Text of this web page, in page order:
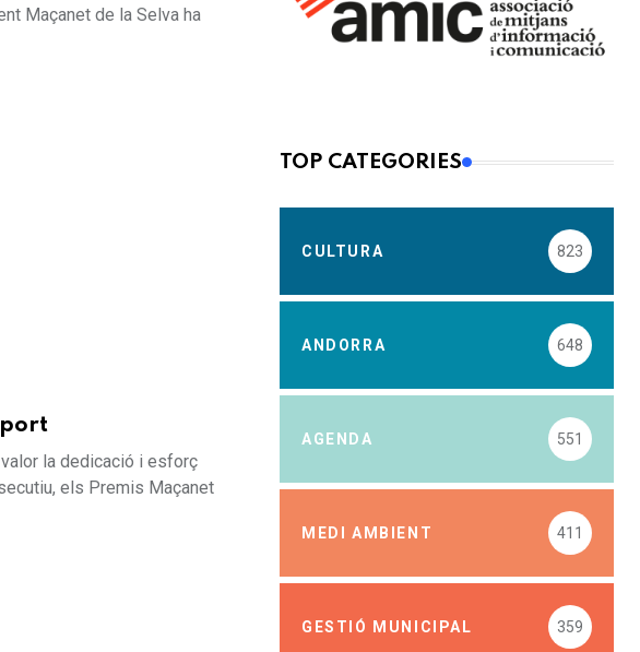
Maçanet de la Selva ha
la dedicació i esforç
els Premis Maçanet
TOP CATEGORIES
CULTURA 823
ANDORRA 648
AGENDA 551
MEDI AMBIENT 411
GESTIÓ MUNICIPAL 359